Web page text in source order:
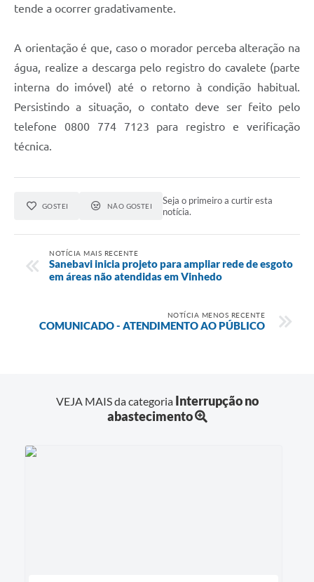
tende a ocorrer gradativamente.
A orientação é que, caso o morador perceba alteração na
água, realize a descarga pelo registro do cavalete (parte
interna do imóvel) até o retorno à condição habitual.
Persistindo a situação, o contato deve ser feito pelo
telefone 0800 774 7123 para registro e verificação
técnica.
GOSTEI NÃO GOSTEI
Seja o primeiro a curtir esta
notícia.
NOTÍCIA MAIS RECENTE
Sanebavi inicia projeto para ampliar rede de esgoto
em áreas não atendidas em Vinhedo
NOTÍCIA MENOS RECENTE
COMUNICADO - ATENDIMENTO AO PÚBLICO
VEJA MAIS da categoria Interrupção no
abastecimento